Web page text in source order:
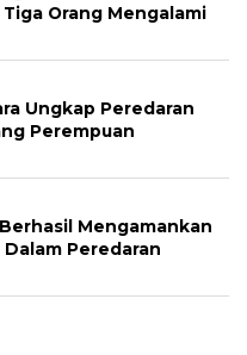
Orang Mengalami
Ungkap Peredaran
Perempuan
Mengamankan
Peredaran